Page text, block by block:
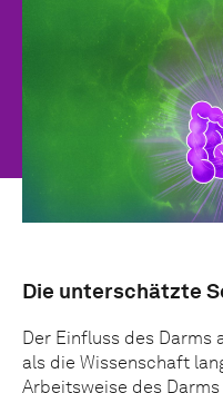
Die unterschätzte
Der Einfluss des Darms
als die Wissenschaft
Arbeitsweise des